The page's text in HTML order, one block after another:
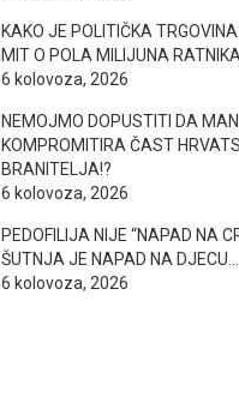
KAKO JE POLITIČKA
MIT O POLA MILIJUNA
6 kolovoza, 2026
NEMOJMO DOPUSTITI DA
KOMPROMITIRA ČAST
BRANITELJA!?
6 kolovoza, 2026
PEDOFILIJA NIJE “NAPAD NA
ŠUTNJA JE NAPAD NA DJECU…
6 kolovoza, 2026